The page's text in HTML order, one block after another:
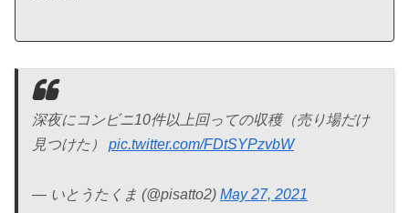
深夜にコンビニ10件以上回っての収穫（売り場だけ
見つけた） pic.twitter.com/FDtSYPzvbW
— いとうたくま (@pisatto2) May 27, 2021